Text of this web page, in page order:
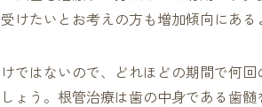
たいとお考えの方も増加傾向にある
ではないので、どれほどの期間で何
ょう。根管治療は歯の中身である歯